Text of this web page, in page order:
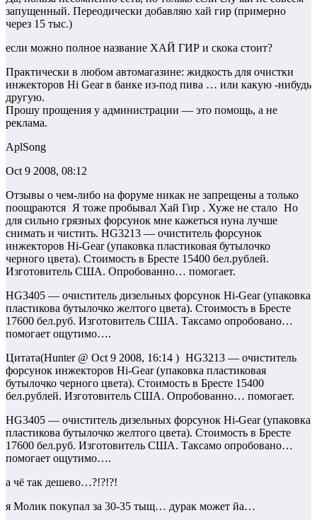
запущенный. Переодически добавляю хай гир (примерно
через 15 тыс.)
если можно полное название ХАЙ ГИР и скока стоит?
Практически в любом автомагазине: жидкость для очистки
инжекторов Hi Gear в банке из-под пива … или какую -нибудь
другую.
Прошу прощения у администрации — это помощь, а не
реклама.
AplSong
Oct 9 2008, 08:12
Отзывы о чем-либо на форуме никак не запрещены а только
поощраются Я тоже пробывал Хай Гир . Хуже не стало Но
для сильно грязных форсунок мне кажеться нуна лучше
снимать и чистить. HG3213 — очиститель форсунок
инжекторов Hi-Gear (упаковка пластиковая бутылочко
черного цвета). Стоимость в Бресте 15400 бел.рублей.
Изготовитель США. Опробованно… помогает.
HG3405 — очиститель дизельных форсунок Hi-Gear (упаковка
пластикова бутылочко желтого цвета). Стоимость в Бресте
17600 бел.руб. Изготовитель США. Таксамо опробовано…
помогает ощутимо….
Цитата(Hunter @ Oct 9 2008, 16:14 ) HG3213 — очиститель
форсунок инжекторов Hi-Gear (упаковка пластиковая
бутылочко черного цвета). Стоимость в Бресте 15400
бел.рублей. Изготовитель США. Опробованно… помогает.
HG3405 — очиститель дизельных форсунок Hi-Gear (упаковка
пластикова бутылочко желтого цвета). Стоимость в Бресте
17600 бел.руб. Изготовитель США. Таксамо опробовано…
помогает ощутимо….
а чё так дешево…?!?!?!
я Молик покупал за 30-35 тыщ… дурак может йа…